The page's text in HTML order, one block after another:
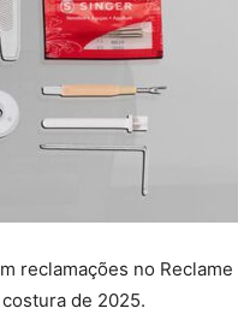
reclamações no Reclame
de 2025.